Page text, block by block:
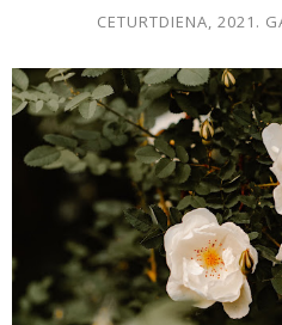
CETURTDIENA, 2021.